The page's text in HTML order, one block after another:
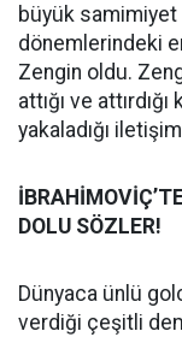
büyük samimiyet
dönemlerindeki
Zengin oldu.
attığı ve
yakaladığı
DOLU SÖZLER!
Dünyaca ünlü
verdiği çeşitli